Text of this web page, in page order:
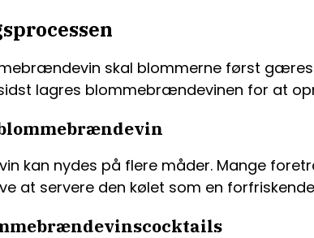
skal blommerne først
lagres blommebrændevinen for at
kan nydes på flere måder. Mange
at servere den kølet som en